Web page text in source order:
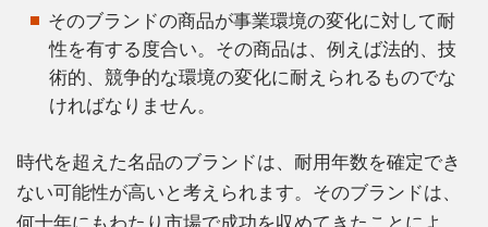
そのブランドの商品が事業環境の変化に対して耐
性を有する度合い。その商品は、例えば法的、技
術的、競争的な環境の変化に耐えられるものでな
ければなりません。
時代を超えた名品のブランドは、耐用年数を確定でき
ない可能性が高いと考えられます。そのブランドは、